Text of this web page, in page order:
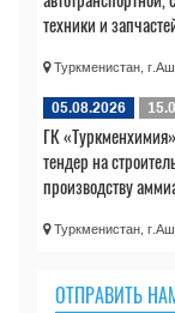
техники и
Туркменистан,
05.08.2026
ГК
тендер на
производству
Туркменистан,
ОТПРАВИТЬ